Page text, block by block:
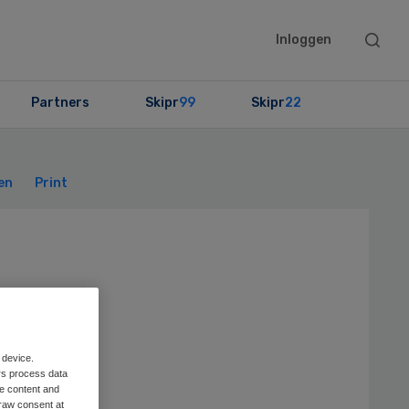
Inloggen
Search
Partners Skipr99 Skipr22
Print
process data
content and
consent at